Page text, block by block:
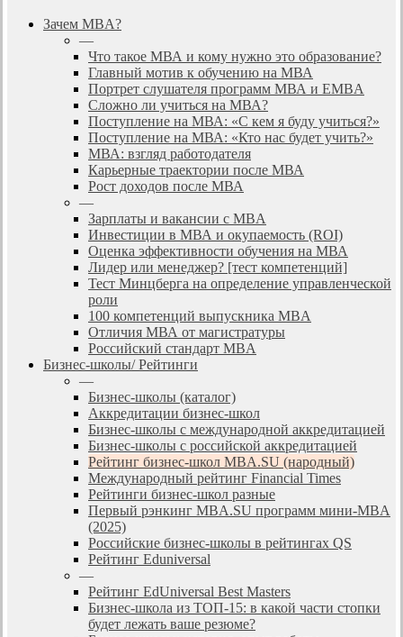
search
Menu
Зачем MBA?
—
Что такое МВА и кому нужно это образование?
Главный мотив к обучению на МВА
Портрет слушателя программ МВА и EMBA
Сложно ли учиться на МВА?
Поступление на МВА: «С кем я буду учиться?»
Поступление на МВА: «Кто нас будет учить?»
МВА: взгляд работодателя
Карьерные траектории после МВА
Рост доходов после МВА
—
Зарплаты и вакансии с MBA
Инвестиции в МВА и окупаемость (ROI)
Оценка эффективности обучения на МВА
Лидер или менеджер? [тест компетенций]
Тест Минцберга на определение управленческой
роли
100 компетенций выпускника MBA
Отличия МВА от магистратуры
Российский стандарт MBA
Бизнес-школы/ Рейтинги
—
Бизнес-школы (каталог)
Аккредитации бизнес-школ
Бизнес-школы с международной аккредитацией
Бизнес-школы с российской аккредитацией
Рейтинг бизнес-школ MBA.SU (народный)
Международный рейтинг Financial Times
Рейтинги бизнес-школ разные
Первый рэнкинг MBA.SU программ мини-MBA
(2025)
Российские бизнес-школы в рейтингах QS
Рейтинг Eduniversal
—
Рейтинг EdUniversal Best Masters
Бизнес-школа из ТОП-15: в какой части стопки
будет лежать ваше резюме?